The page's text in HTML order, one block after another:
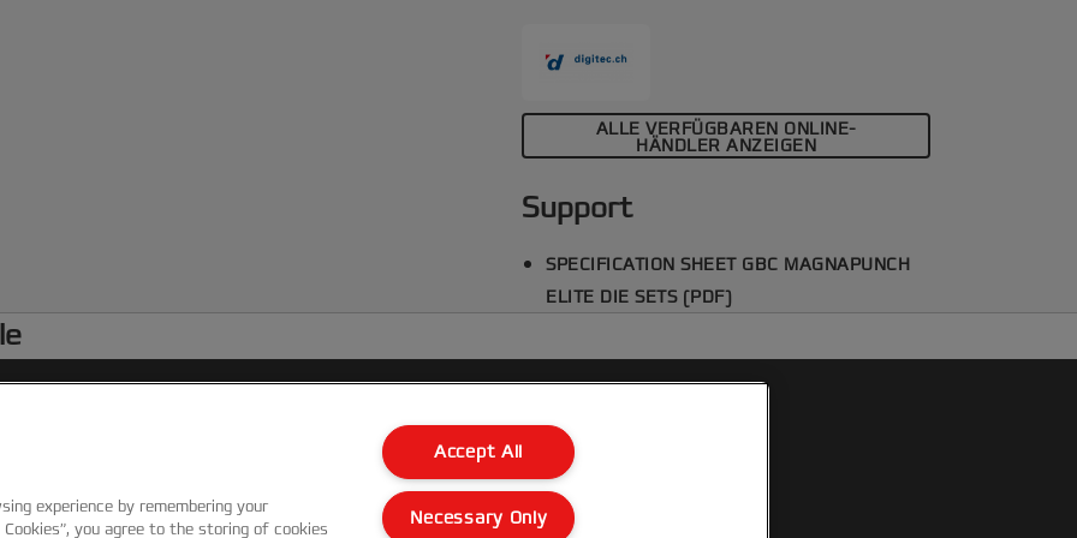
um Ihre Projekte mit Präzision und Stil zu
ALLE VERFÜGBAREN ONLINE-
HÄNDLER ANZEIGEN
Support
SPECIFICATION SHEET GBC MAGNAPUNCH
ELITE DIE SETS (PDF)
Garantie Bedingungen
experience by remembering your
you agree to the storing of cookies
Accept All
Necessary Only